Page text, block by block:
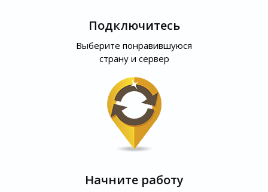
Подключитесь
Выберите понравившуюся
страну и сервер
Начните работу